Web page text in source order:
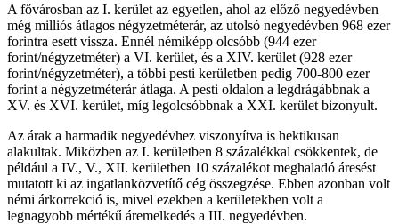
A fővárosban az I. kerület az egyetlen, ahol az előző negyedévben
még milliós átlagos négyzetméterár, az utolsó negyedévben 968 ezer
forintra esett vissza. Ennél némiképp olcsóbb (944 ezer
forint/négyzetméter) a VI. kerület, és a XIV. kerület (928 ezer
forint/négyzetméter), a többi pesti kerületben pedig 700-800 ezer
forint a négyzetméterár átlaga. A pesti oldalon a legdrágábbnak a
XV. és XVI. kerület, míg legolcsóbbnak a XXI. kerület bizonyult.
Az árak a harmadik negyedévhez viszonyítva is hektikusan
alakultak. Miközben az I. kerületben 8 százalékkal csökkentek, de
például a IV., V., XII. kerületben 10 százalékot meghaladó áresést
mutatott ki az ingatlanközvetítő cég összegzése. Ebben azonban volt
némi árkorrekció is, mivel ezekben a kerületekben volt a
legnagyobb mértékű áremelkedés a III. negyedévben.